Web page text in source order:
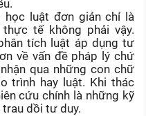
luật đơn giản chỉ là
tế không phải vậy.
tích luật áp dụng tư
về vấn đề pháp lý chứ
qua những con chữ
trình hay luật. Khi thác
cứu chính là những kỹ
dồi tư duy.